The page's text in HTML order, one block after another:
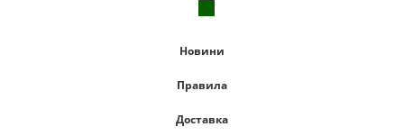
Новини
Правила
Доставка